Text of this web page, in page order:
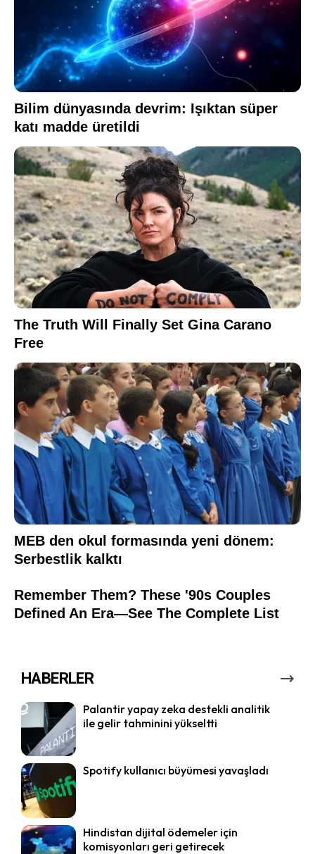
HABERLER
Palantir yapay zeka destekli analitik
ile gelir tahminini yükseltti
Spotify kullanıcı büyümesi yavaşladı
Hindistan dijital ödemeler için
komisyonları geri getirecek